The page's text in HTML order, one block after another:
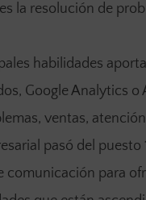
la resolución de
habilidades
Google Analytics o
ventas,
pasó del
comunicación para